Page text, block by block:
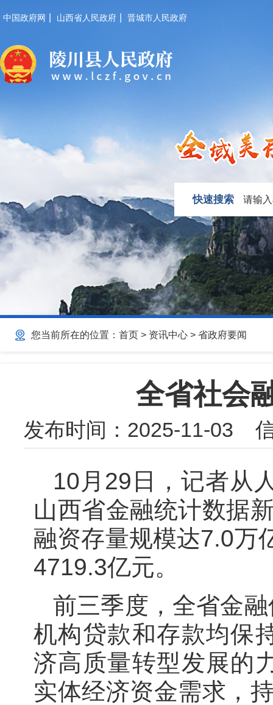
中国政府网 山西省人民政府 晋城市人民政府
快速搜索
您当前所在的位置： 首页 > 资讯中心 > 省政府要闻
全省社会
发布时间： 2025-11-03 信
10月29日，记者从
山西省金融统计数据
融资存量规模达7.0万
4719.3亿元。
前三季度，全省金
机构贷款和存款均保
济高质量转型发展的
实体经济资金需求，